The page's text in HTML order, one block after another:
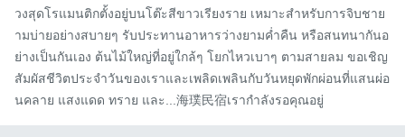
วงสุดโรแมนติกตั้งอยู่บนโต๊ะสีขาวเรียงราย เหมาะสำหรับการจิบชาย
ามบ่ายอย่างสบายๆ รับประทานอาหารว่างยามค่ำคืน หรือสนทนากันอ
ย่างเป็นกันเอง ต้นไม้ใหญ่ที่อยู่ใกล้ๆ โยกไหวเบาๆ ตามสายลม ขอเชิญ
สัมผัสชีวิตประจำวันของเราและเพลิดเพลินกับวันหยุดพักผ่อนที่แสนผ่อ
นคลาย แสงแดด ทราย และ...海璞民宿เรากำลังรอคุณอยู่